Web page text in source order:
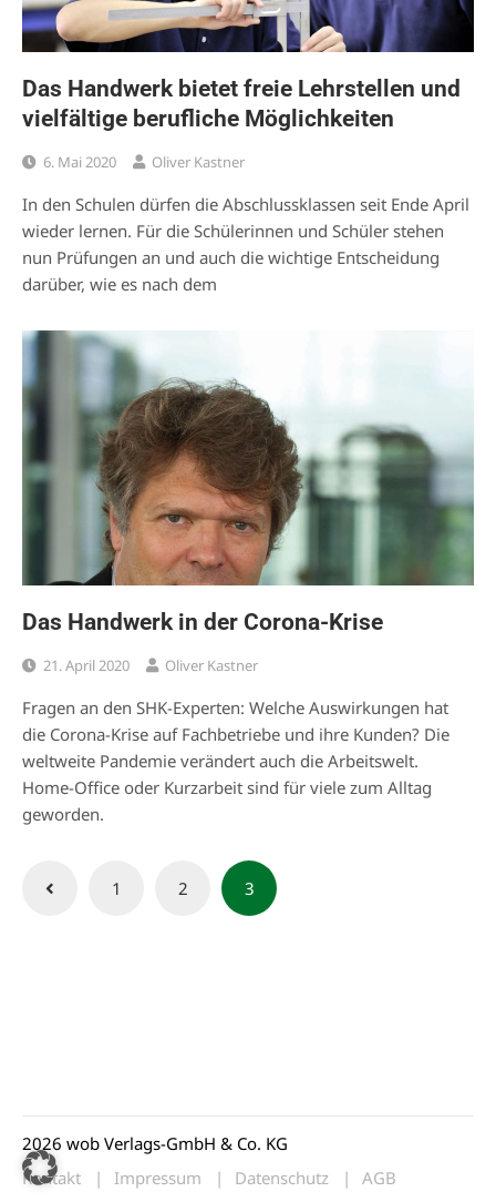
Das Handwerk bietet freie Lehrstellen und
vielfältige berufliche Möglichkeiten
6. Mai 2020 Oliver Kastner
In den Schulen dürfen die Abschlussklassen seit Ende April
wieder lernen. Für die Schülerinnen und Schüler stehen
nun Prüfungen an und auch die wichtige Entscheidung
darüber, wie es nach dem
Das Handwerk in der Corona-Krise
21. April 2020 Oliver Kastner
Fragen an den SHK-Experten: Welche Auswirkungen hat
die Corona-Krise auf Fachbetriebe und ihre Kunden? Die
weltweite Pandemie verändert auch die Arbeitswelt.
Home-Office oder Kurzarbeit sind für viele zum Alltag
geworden.
Seitennummerierung
1 2 3
2026 wob Verlags-GmbH & Co. KG
Kontakt
Impressum Datenschutz AGB